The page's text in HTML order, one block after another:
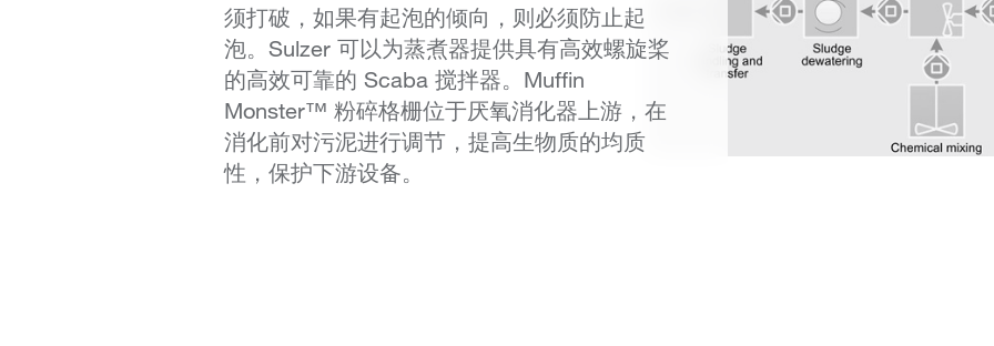
须打破，如果有起泡的倾向，则必须防止起
泡。Sulzer 可以为蒸煮器提供具有高效螺旋桨
的高效可靠的 Scaba 搅拌器。Muffin
Monster™ 粉碎格栅位于厌氧消化器上游，在
消化前对污泥进行调节，提高生物质的均质
性，保护下游设备。